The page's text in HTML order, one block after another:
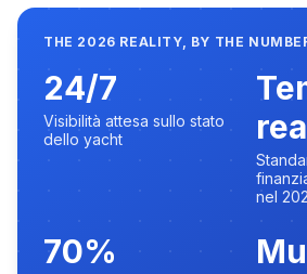
THE 2026 REALITY, BY THE
24/7
Visibilità attesa sullo stato
dello yacht
nel
70%